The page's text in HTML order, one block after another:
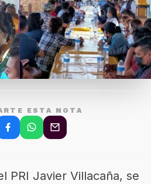
ESTA NOTA
PRI Javier Villacaña, se